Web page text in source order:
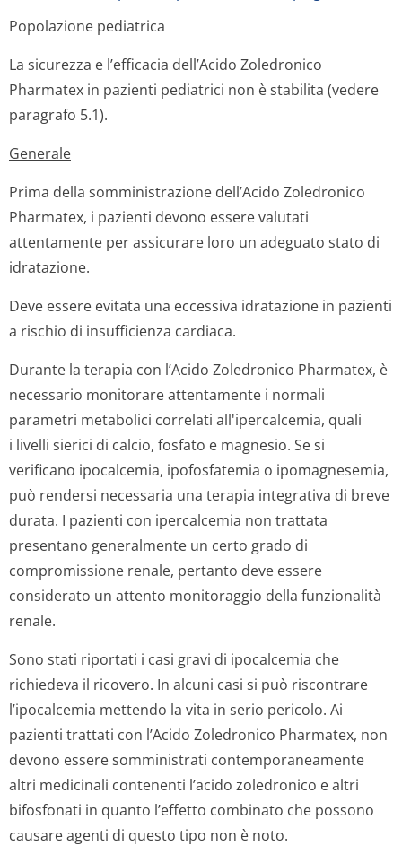
Popolazione pediatrica
La sicurezza e l’efficacia dell’Acido Zoledronico
Pharmatex in pazienti pediatrici non è stabilita (vedere
paragrafo 5.1).
Generale
Prima della somministrazione dell’Acido Zoledronico
Pharmatex, i pazienti devono essere valutati
attentamente per assicurare loro un adeguato stato di
idratazione.
Deve essere evitata una eccessiva idratazione in pazienti
a rischio di insufficienza cardiaca.
Durante la terapia con l’Acido Zoledronico Pharmatex, è
necessario monitorare attentamente i normali
parametri metabolici correlati all'ipercalcemia, quali
i livelli sierici di calcio, fosfato e magnesio. Se si
verificano ipocalcemia, ipofosfatemia o ipomagnesemia,
può rendersi necessaria una terapia integrativa di breve
durata. I pazienti con ipercalcemia non trattata
presentano generalmente un certo grado di
compromissione renale, pertanto deve essere
considerato un attento monitoraggio della funzionalità
renale.
Sono stati riportati i casi gravi di ipocalcemia che
richiedeva il ricovero. In alcuni casi si può riscontrare
l’ipocalcemia mettendo la vita in serio pericolo. Ai
pazienti trattati con l’Acido Zoledronico Pharmatex, non
devono essere somministrati contemporaneamente
altri medicinali contenenti l’acido zoledronico e altri
bifosfonati in quanto l’effetto combinato che possono
causare agenti di questo tipo non è noto.